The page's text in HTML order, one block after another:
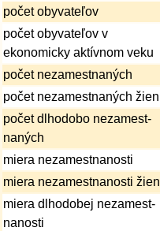
počet obyvateľov
počet obyvateľov v
ekonomicky aktívnom veku
počet nezamest­naných
počet nezamest­naných žien
počet dlhodobo nezamest­
naných
miera nezamest­nanosti
miera nezamest­nanosti žien
miera dlhodobej nezamest­
nanosti